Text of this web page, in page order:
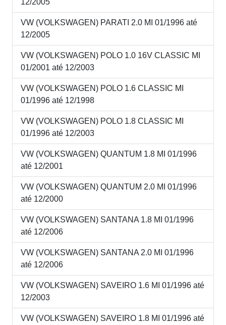
VW (VOLKSWAGEN) PARATI 2.0 MI 01/1996 até
12/2005
VW (VOLKSWAGEN) POLO 1.0 16V CLASSIC MI
01/2001 até 12/2003
VW (VOLKSWAGEN) POLO 1.6 CLASSIC MI
01/1996 até 12/1998
VW (VOLKSWAGEN) POLO 1.8 CLASSIC MI
01/1996 até 12/2003
VW (VOLKSWAGEN) QUANTUM 1.8 MI 01/1996
até 12/2001
VW (VOLKSWAGEN) QUANTUM 2.0 MI 01/1996
até 12/2000
VW (VOLKSWAGEN) SANTANA 1.8 MI 01/1996
até 12/2006
VW (VOLKSWAGEN) SANTANA 2.0 MI 01/1996
até 12/2006
VW (VOLKSWAGEN) SAVEIRO 1.6 MI 01/1996 até
12/2003
VW (VOLKSWAGEN) SAVEIRO 1.8 MI 01/1996 até